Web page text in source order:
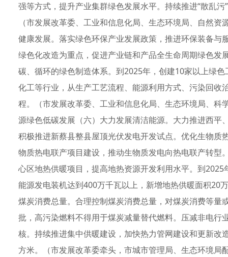
强等方式，提升产业集群绿色发展水平。持续推进“散乱
（市发展改革委、工业和信息化局、生态环境局、自然
健康发展。落实绿色环保产业发展政策，推进环保装备
绿色化改造为重点，促进产业链和产品全生命周期绿色
碳、循环的绿色制造体系。到2025年，创建10家以上绿
化工等行业，从生产工艺流程、能源利用方式、污染回
程。（市发展改革委、工业和信息化局、生态环境局、
源绿色低碳发展（六）大力发展清洁能源。大力推进西
积极推进新蔡县整县屋顶光伏发电开发试点。优化生物
物质热电联产项目建设，推动生物质发电向热电联产转
心区地热供暖项目，提高地热资源开发利用水平。到
能源发电装机达到400万千瓦以上，新增地热供暖面积20
煤炭消费总量。合理控制煤炭消费总量，对煤炭消费等
批，高污染燃料不得用于煤炭减量替代燃料。压减非电
核。持续推进集中供暖建设，加快热力管网建设和更新
方米。（市发展改革委牵头，市城市管理局、生态环境